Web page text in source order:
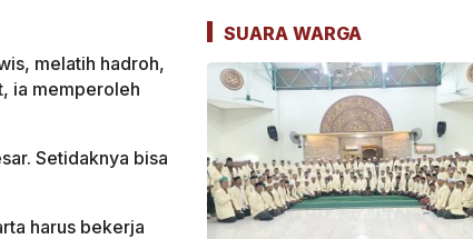
melatih hadroh,
ia memperoleh
Setidaknya bisa
harus bekerja
SUARA WARGA